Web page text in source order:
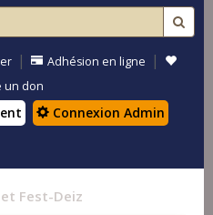
| Adhésion en ligne |
un don
Connexion Admin
Fest-Deiz